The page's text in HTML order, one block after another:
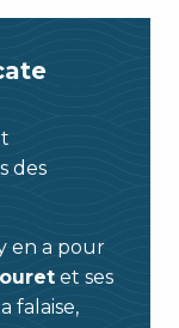
des
en a pour
et ses
falaise,